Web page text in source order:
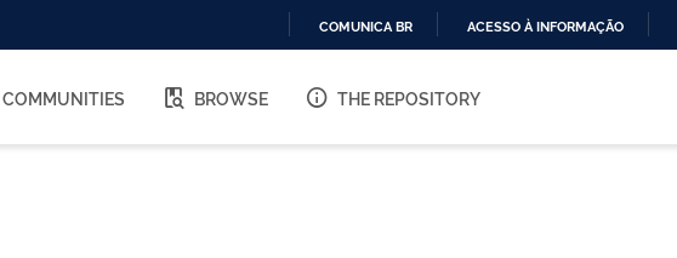
O
COMUNICA BR ACESSO À INFORMAÇÃO
COMMUNITIES BROWSE THE REPOSITORY